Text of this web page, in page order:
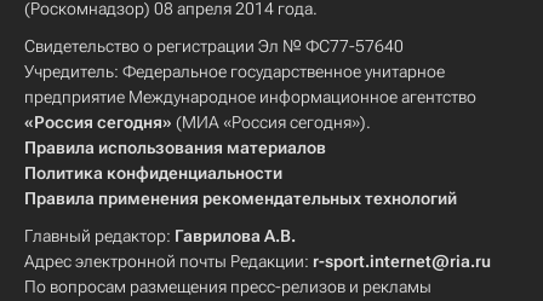
(Роскомнадзор) 08 апреля 2014 года.
Свидетельство о регистрации Эл № ФС77-57640
Учредитель: Федеральное государственное унитарное
предприятие Международное информационное агентство
«Россия сегодня» (МИА «Россия сегодня»).
Правила использования материалов
Политика конфиденциальности
Правила применения рекомендательных технологий
Главный редактор: Гаврилова А.В.
Адрес электронной почты Редакции: r-sport.internet@ria.ru
По вопросам размещения пресс-релизов и рекламы